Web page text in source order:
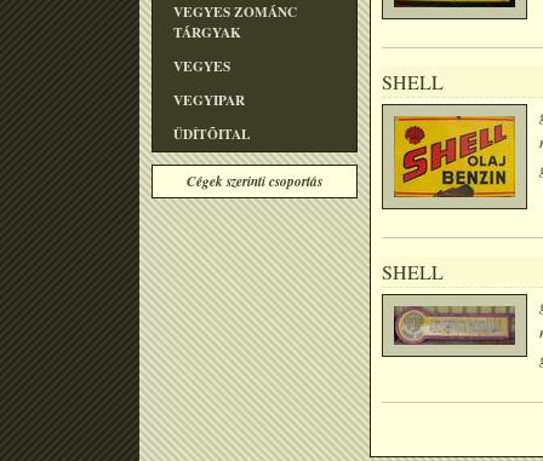
VEGYES ZOMÁNC
TÁRGYAK
VEGYES
VEGYIPAR
ÜDÍTÕITAL
Cégek szerinti csoportás
SHELL
SHELL